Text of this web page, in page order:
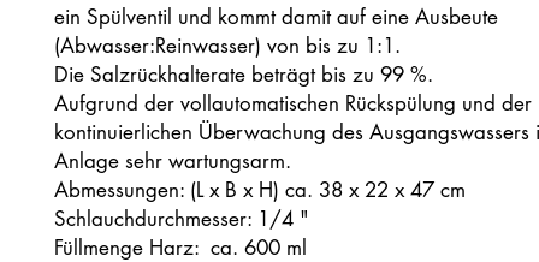
ein Spülventil und kommt damit auf eine Ausbeute
(Abwasser:Reinwasser) von bis zu 1:1.
Die Salzrückhalterate beträgt bis zu 99 %.
Aufgrund der vollautomatischen Rückspülung und der
kontinuierlichen Überwachung des Ausgangswassers
Anlage sehr wartungsarm.
Abmessungen: (L x B x H) ca. 38 x 22 x 47 cm
Schlauchdurchmesser: 1/4 "
Füllmenge Harz: ca. 600 ml